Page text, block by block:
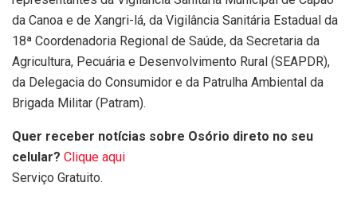
da Canoa e de Xangri-lá, da Vigilância Sanitária Estadual da
18ª Coordenadoria Regional de Saúde, da Secretaria da
Agricultura, Pecuária e Desenvolvimento Rural (SEAPDR),
da Delegacia do Consumidor e da Patrulha Ambiental da
Brigada Militar (Patram).
Quer receber notícias sobre Osório direto no seu
celular? Clique aqui
Serviço Gratuito.